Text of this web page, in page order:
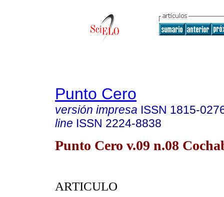
Punto Cero
versión impresa ISSN 1815-
line ISSN 2224-8838
Punto Cero v.09 n.08
ARTICULO